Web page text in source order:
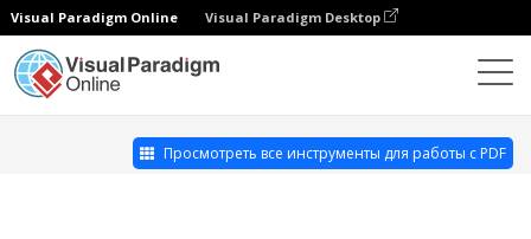
Visual Paradigm Online Visual Paradigm Desktop
Просмотреть все инструменты для работы с PDF